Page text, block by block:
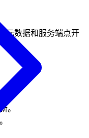
元数据和服务端点开
。